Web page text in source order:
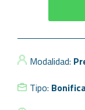
Modalidad:
Tipo: